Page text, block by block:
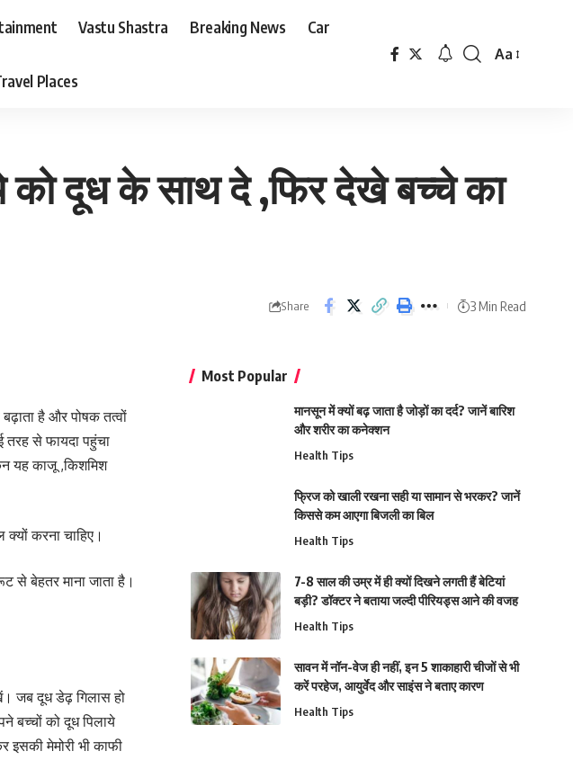
Vastu Shastra Breaking News Car
Places
Font
Aa
दूध के साथ दे ,फिर देखे बच्चे का
Share 3 Min Read
है और पोषक तत्वों
से फायदा पहुंचा
यह काजू ,किशमिश
करना चाहिए।
से बेहतर माना जाता है।
जब दूध डेढ़ गिलास हो
बच्चों को दूध पिलाये
मेमोरी भी काफी
Most Popular
मानसून में क्यों बढ़ जाता है जोड़ों का दर्द? जानें बारिश
और शरीर का कनेक्शन
Health Tips
फ्रिज को खाली रखना सही या सामान से भरकर? जानें
किससे कम आएगा बिजली का बिल
Health Tips
7-8 साल की उम्र में ही क्यों दिखने लगती हैं बेटियां
बड़ी? डॉक्टर ने बताया जल्दी पीरियड्स आने की वजह
Health Tips
सावन में नॉन-वेज ही नहीं, इन 5 शाकाहारी चीजों से भी
करें परहेज, आयुर्वेद और साइंस ने बताए कारण
Health Tips